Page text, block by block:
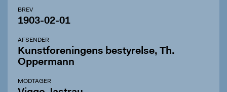
BREV
1903-02-01
AFSENDER
Kunstforeningens bestyrelse, Th.
Oppermann
MODTAGER